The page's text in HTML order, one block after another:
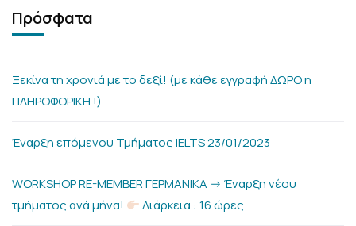
Πρόσφατα
Ξεκίνα τη χρονιά με το δεξί! (με κάθε εγγραφή ΔΩΡΟ η
ΠΛΗΡΟΦΟΡΙΚΗ !)
Έναρξη επόμενου Τμήματος IELTS 23/01/2023
WORKSHOP RE-MEMBER ΓΕΡΜΑΝΙΚΑ -> Έναρξη νέου
τμήματος ανά μήνα!
Διάρκεια : 16 ώρες